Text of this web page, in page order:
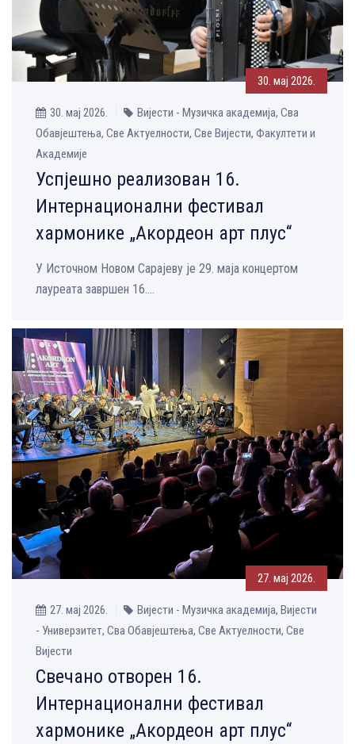
30. мај 2026.
30. мај 2026.
Вијести - Музичка aкадемија, Сва
Обавјештења, Све Aктуелности, Све Вијести, Факултети и
Академије
Успјешно реализован 16.
Интернационални фестивал
хармонике „Акордеон арт плус“
У Источном Новом Сарајеву је 29. маја концертом
лауреата завршен 16....
27. мај 2026.
27. мај 2026.
Вијести - Музичка aкадемија, Вијести
- Универзитет, Сва Обавјештења, Све Aктуелности, Све
Вијести
Свечано отворен 16.
Интернационални фестивал
хармонике „Акордеон арт плус“